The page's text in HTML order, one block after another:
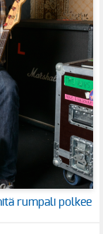
rumpali polkee